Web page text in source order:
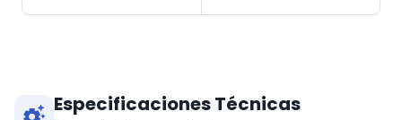
Especificaciones Técnicas